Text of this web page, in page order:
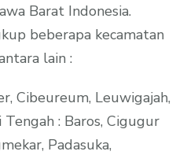
Barat Indonesia.
beberapa kecamatan
lain :
Cibeureum, Leuwigajah,
: Baros, Cigugur
Padasuka,